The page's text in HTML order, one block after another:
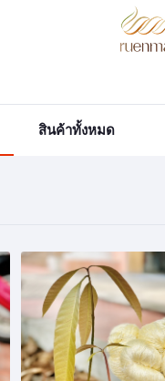
สินค้าทั้งหมด